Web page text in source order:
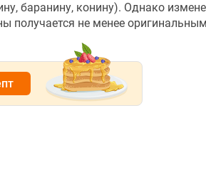
баранину, конину). Однако
получается не менее